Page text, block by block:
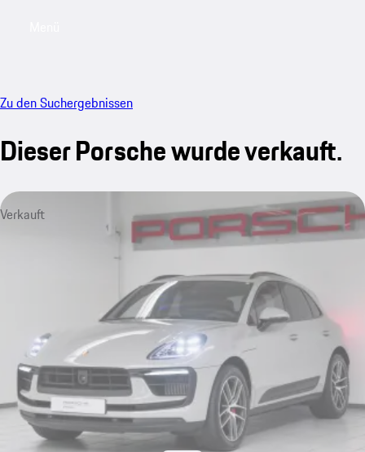
Zu den Suchergebnissen
Dieser Porsche wurde verkauft.
Verkauft